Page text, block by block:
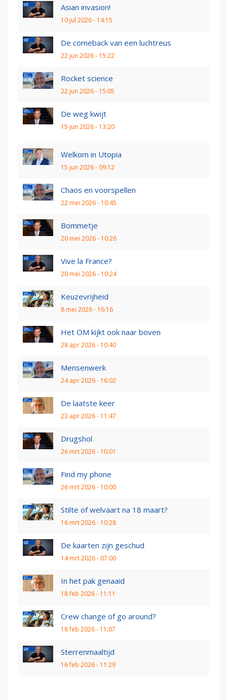
Asian invasion!
10 jul 2026 - 14:15
De comeback van een luchtreus
22 jun 2026 - 15:22
Rocket science
22 jun 2026 - 15:05
De weg kwijt
15 jun 2026 - 13:20
Welkom in Utopia
15 jun 2026 - 09:12
Chaos en voorspellen
22 mei 2026 - 10:45
Bommetje
20 mei 2026 - 10:26
Vive la France?
20 mei 2026 - 10:24
Keuzevrijheid
8 mei 2026 - 16:16
Het OM kijkt ook naar boven
28 apr 2026 - 10:40
Mensenwerk
24 apr 2026 - 16:02
De laatste keer
23 apr 2026 - 11:47
Drugshol
26 mrt 2026 - 10:01
Find my phone
26 mrt 2026 - 10:00
Stilte of welvaart na 18 maart?
16 mrt 2026 - 10:28
De kaarten zijn geschud
14 mrt 2026 - 07:00
In het pak genaaid
18 feb 2026 - 11:11
Crew change of go around?
18 feb 2026 - 11:07
Sterrenmaaltijd
16 feb 2026 - 11:29